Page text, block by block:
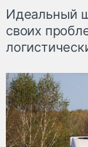
Идеальный
своих